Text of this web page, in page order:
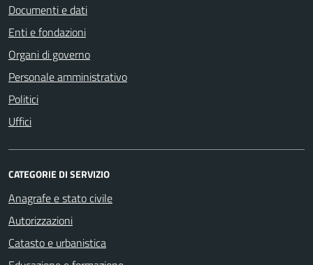
Documenti e dati
Enti e fondazioni
Organi di governo
Personale amministrativo
Politici
Uffici
CATEGORIE DI SERVIZIO
Anagrafe e stato civile
Autorizzazioni
Catasto e urbanistica